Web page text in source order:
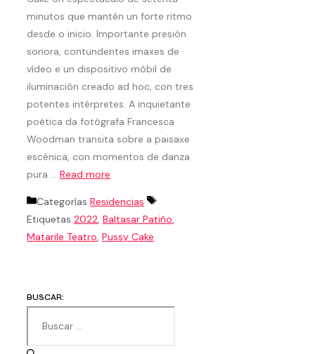
minutos que mantén un forte ritmo
desde o inicio. Importante presión
sonora, contundentes imaxes de
vídeo e un dispositivo móbil de
iluminación creado ad hoc, con tres
potentes intérpretes. A inquietante
poética da fotógrafa Francesca
Woodman transita sobre a paisaxe
escénica, con momentos de danza
pura … Read more
Categorías Residencias
Etiquetas 2022, Baltasar Patiño,
Matarile Teatro, Pussy Cake
BUSCAR: